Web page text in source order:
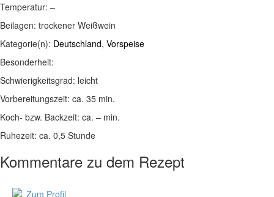
Temperatur: –
Beilagen: trockener Weißwein
Kategorie(n): Deutschland, Vorspeise
Besonderheit:
Schwierigkeitsgrad: leicht
Vorbereitungszeit: ca. 35 min.
Koch- bzw. Backzeit: ca. – min.
Ruhezeit: ca. 0,5 Stunde
Kommentare zu dem Rezept